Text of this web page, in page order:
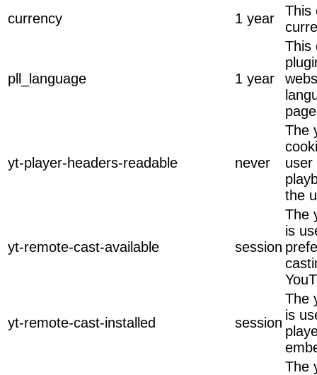
currency
1 year
This
pll_language 1 year
This
yt-player-headers-readable never
The
user
the
yt-remote-cast-available session
The
is
yt-remote-cast-installed session
The
is
The